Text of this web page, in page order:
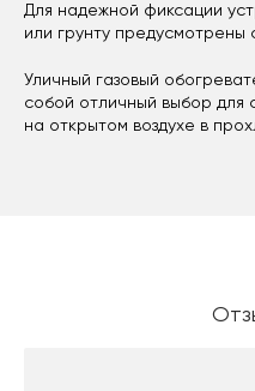
Для надежной фиксации
или грунту
Уличный газовый
собой отличный выбор для
на открытом воздухе в